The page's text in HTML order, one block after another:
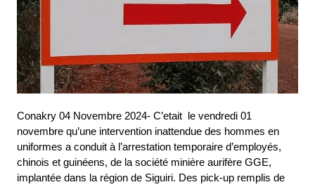
Conakry 04 Novembre 2024- C’etait le vendredi 01
novembre qu’une intervention inattendue des hommes en
uniformes a conduit à l’arrestation temporaire d’employés,
chinois et guinéens, de la société minière aurifère GGE,
implantée dans la région de Siguiri. Des pick-up remplis de